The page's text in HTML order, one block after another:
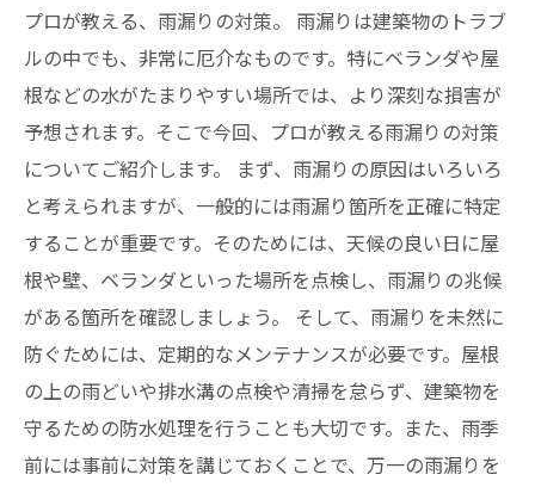
プロが教える、雨漏りの対策。 雨漏りは建築物のトラブ
ルの中でも、非常に厄介なものです。特にベランダや屋
根などの水がたまりやすい場所では、より深刻な損害が
予想されます。そこで今回、プロが教える雨漏りの対策
についてご紹介します。 まず、雨漏りの原因はいろいろ
と考えられますが、一般的には雨漏り箇所を正確に特定
することが重要です。そのためには、天候の良い日に屋
根や壁、ベランダといった場所を点検し、雨漏りの兆候
がある箇所を確認しましょう。 そして、雨漏りを未然に
防ぐためには、定期的なメンテナンスが必要です。屋根
の上の雨どいや排水溝の点検や清掃を怠らず、建築物を
守るための防水処理を行うことも大切です。また、雨季
前には事前に対策を講じておくことで、万一の雨漏りを